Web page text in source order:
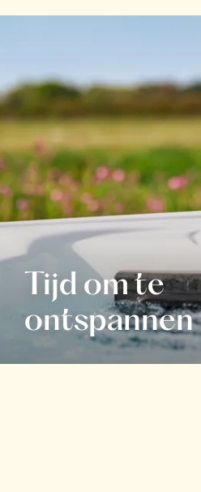
Tijd om te
ontspannen